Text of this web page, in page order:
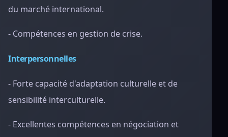
du marché international.
- Compétences en gestion de crise.
Interpersonnelles
- Forte capacité d'adaptation culturelle et de
sensibilité interculturelle.
- Excellentes compétences en négociation et